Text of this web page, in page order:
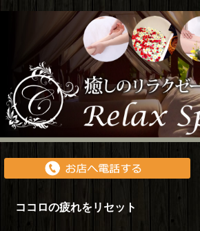
ココロの疲れをリセット